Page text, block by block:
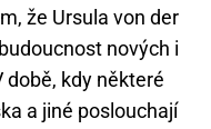
že Ursula von der
nových i
kdy některé
a jiné poslouchají